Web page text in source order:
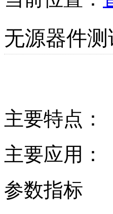
无源器件
主要特点：
主要应用：
参数指标